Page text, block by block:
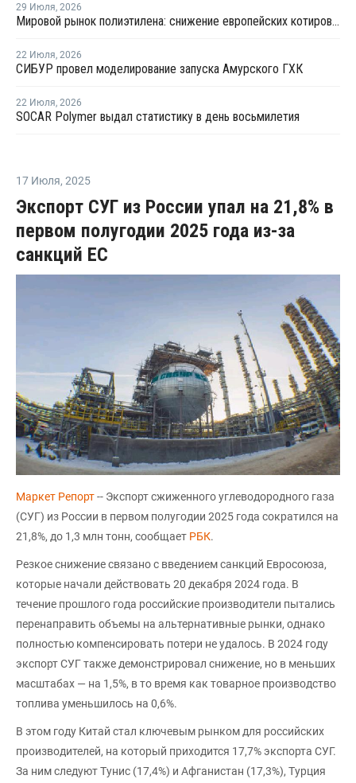
29 Июля, 2026
Мировой рынок полиэтилена: снижение европейских котировок и перестройка ценового диапазона в Китае
22 Июля, 2026
СИБУР провел моделирование запуска Амурского ГХК
22 Июля, 2026
SOCAR Polymer выдал статистику в день восьмилетия
17 Июля, 2025
Экспорт СУГ из России упал на 21,8% в
первом полугодии 2025 года из-за
санкций ЕС
Маркет Репорт-- Экспорт сжиженного углеводородного газа
(СУГ) из России в первом полугодии 2025 года сократился на
21,8%, до 1,3 млн тонн, сообщает РБК.
Резкое снижение связано с введением санкций Евросоюза,
которые начали действовать 20 декабря 2024 года. В
течение прошлого года российские производители пытались
перенаправить объемы на альтернативные рынки, однако
полностью компенсировать потери не удалось. В 2024 году
экспорт СУГ также демонстрировал снижение, но в меньших
масштабах — на 1,5%, в то время как товарное производство
топлива уменьшилось на 0,6%.
В этом году Китай стал ключевым рынком для российских
производителей, на который приходится 17,7% экспорта СУГ.
За ним следуют Тунис (17,4%) и Афганистан (17,3%), Турция